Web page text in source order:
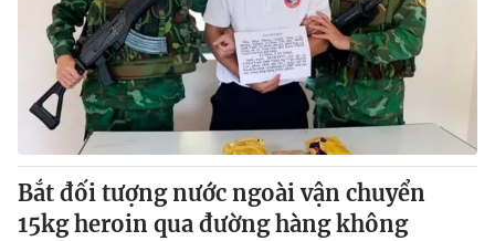
Tin tức
Thế giới đó đây
Câu chuyện quốc tế
Kinh tế
Tài chính
Thị trường
Góc doanh nghiệp
Dữ liệu và đời sống
Truyền hình
Phim VTV
Giải trí
Bắt đối tượng nước ngoài vận chuyển
15kg heroin qua đường hàng không